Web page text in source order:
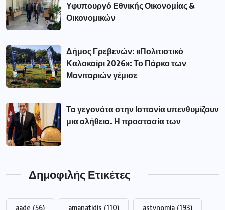
Υφυπουργό Εθνικής Οικονομίας &
Οικονομικών
Δήμος Γρεβενών: «Πολιτιστικό
Καλοκαίρι 2026»: Το Πάρκο των
Μανιταριών γέμισε
Τα γεγονότα στην Ισπανία υπενθυμίζουν
μια αλήθεια. Η προστασία των
Δημοφιλής Ετικέτες
aade (56) amanatidis (110) astynomia (193)